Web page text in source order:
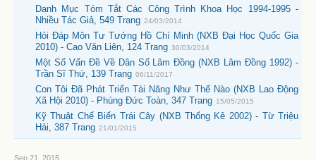
Danh Mục Tóm Tắt Các Công Trình Khoa Học 1994-1995 -
Nhiều Tác Giả, 549 Trang 24/03/2014
Hỏi Đáp Môn Tư Tưởng Hồ Chí Minh (NXB Đại Học Quốc Gia
2010) - Cao Văn Liên, 124 Trang 30/03/2014
Một Số Vấn Đề Về Dân Số Lâm Đồng (NXB Lâm Đồng 1992) -
Trần Sĩ Thứ, 139 Trang 06/11/2017
Con Tôi Đã Phát Triển Tài Năng Như Thế Nào (NXB Lao Động
Xã Hội 2010) - Phùng Đức Toàn, 347 Trang 15/05/2015
Kỹ Thuật Chế Biến Trái Cây (NXB Thống Kê 2002) - Từ Triệu
Hải, 387 Trang 21/01/2015
Sep 21, 2015